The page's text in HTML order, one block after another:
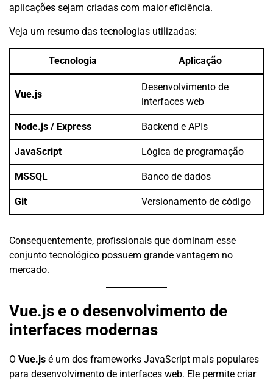
aplicações sejam criadas com maior eficiência.
Veja um resumo das tecnologias utilizadas:
Tecnologia Aplicação
Vue.js
Desenvolvimento de
interfaces web
Node.js / Express Backend e APIs
JavaScript Lógica de programação
MSSQL Banco de dados
Git Versionamento de código
Consequentemente, profissionais que dominam esse
conjunto tecnológico possuem grande vantagem no
mercado.
Vue.js e o desenvolvimento de
interfaces modernas
O Vue.js é um dos frameworks JavaScript mais populares
para desenvolvimento de interfaces web. Ele permite criar